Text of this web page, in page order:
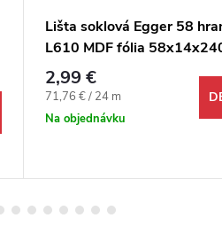
Lišta soklová Egger 58
L610 MDF fólia
mm
2,99 €
Jednotková cena:
71,76 € / 24 m
Na objednávku